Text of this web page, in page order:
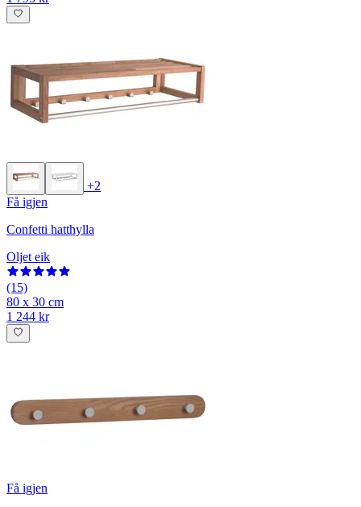
+2
Få igjen
Confetti hatthylla
Oljet eik
(15)
80 x 30 cm
1 244 kr
Få igjen